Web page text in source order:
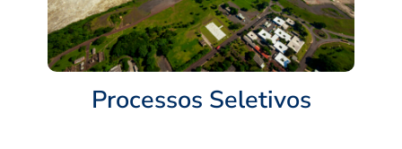
Processos Seletivos